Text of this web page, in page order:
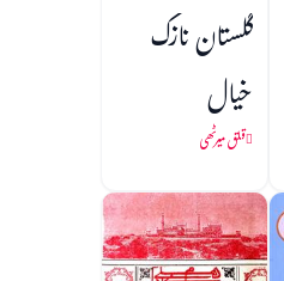
گلستان نازک
خیال
قلق میرٹھی